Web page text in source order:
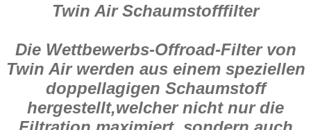
250
NEU
154108
Twin Air Schaumstofffilter
Die Wettbewerbs-Offroad-Filter von
Twin Air werden aus einem speziellen
doppellagigen Schaumstoff
hergestellt,welcher nicht nur die